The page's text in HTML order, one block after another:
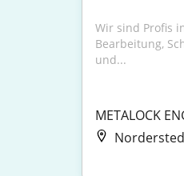
Wir sind Profis
Bearbeitung,
und...
METALOCK